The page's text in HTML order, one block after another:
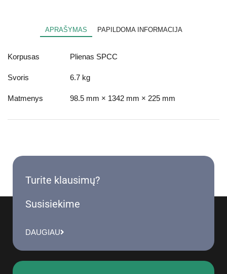
APRAŠYMAS PAPILDOMA INFORMACIJA
Korpusas Plienas SPCC
Svoris 6.7 kg
Matmenys 98.5 mm × 1342 mm × 225 mm
Turite klausimų?
Susisiekime
DAUGIAU